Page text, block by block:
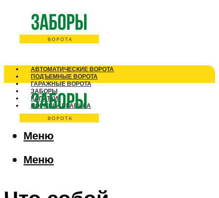
АВТОМАТИЧЕСКИЕ ВОРОТА
ПОДЪЕМНЫЕ ВОРОТА
ГАРАЖНЫЕ ВОРОТА
ЗАБОРЫ
КАЛИТКИ
НОРМЫ И ПРАВИЛА
Меню
Меню